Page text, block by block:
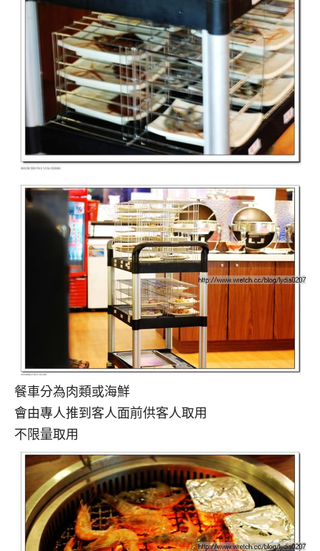
餐車分為肉類或海鮮
會由專人推到客人面前供客人取用
不限量取用